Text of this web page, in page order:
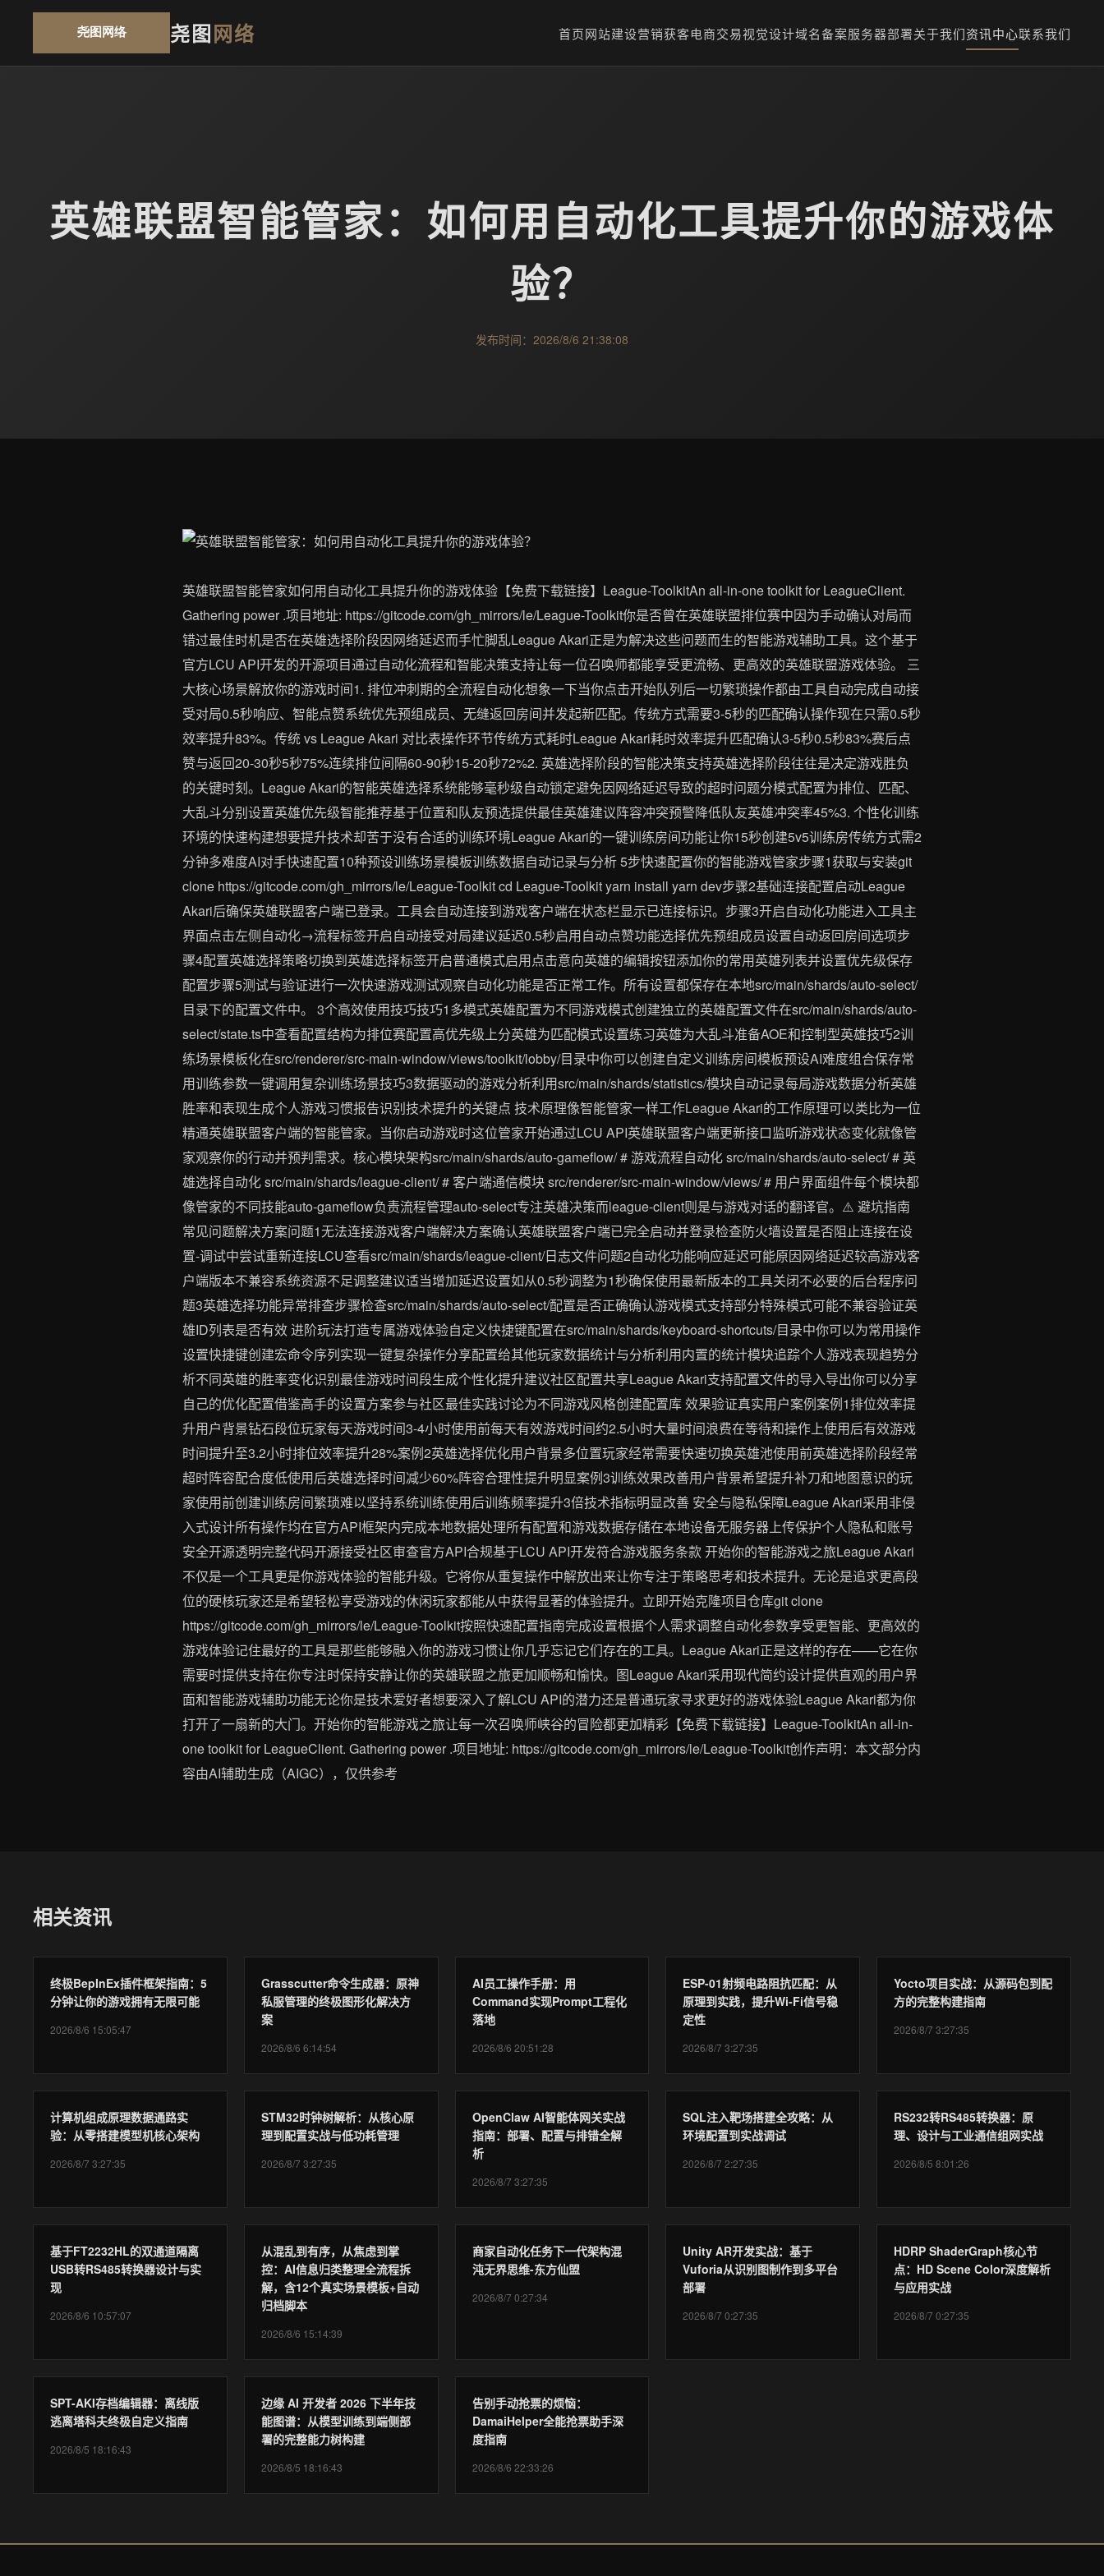
尧图网络 首页网站建设营销获客电商交易视觉设计域名备案服务器部署关于我们资讯中心联系我们
英雄联盟智能管家：如何用自动化工具提升你的游戏体
验？
发布时间：2026/8/6 21:38:08
英雄联盟智能管家如何用自动化工具提升你的游戏体验【免费下载链接】League-ToolkitAn all-in-one toolkit for LeagueClient.
Gathering power .项目地址: https://gitcode.com/gh_mirrors/le/League-Toolkit你是否曾在英雄联盟排位赛中因为手动确认对局而
错过最佳时机是否在英雄选择阶段因网络延迟而手忙脚乱League Akari正是为解决这些问题而生的智能游戏辅助工具。这个基于
官方LCU API开发的开源项目通过自动化流程和智能决策支持让每一位召唤师都能享受更流畅、更高效的英雄联盟游戏体验。 三
大核心场景解放你的游戏时间1. 排位冲刺期的全流程自动化想象一下当你点击开始队列后一切繁琐操作都由工具自动完成自动接
受对局0.5秒响应、智能点赞系统优先预组成员、无缝返回房间并发起新匹配。传统方式需要3-5秒的匹配确认操作现在只需0.5秒
效率提升83%。传统 vs League Akari 对比表操作环节传统方式耗时League Akari耗时效率提升匹配确认3-5秒0.5秒83%赛后点
赞与返回20-30秒5秒75%连续排位间隔60-90秒15-20秒72%2. 英雄选择阶段的智能决策支持英雄选择阶段往往是决定游戏胜负
的关键时刻。League Akari的智能英雄选择系统能够毫秒级自动锁定避免因网络延迟导致的超时问题分模式配置为排位、匹配、
大乱斗分别设置英雄优先级智能推荐基于位置和队友预选提供最佳英雄建议阵容冲突预警降低队友英雄冲突率45%3. 个性化训练
环境的快速构建想要提升技术却苦于没有合适的训练环境League Akari的一键训练房间功能让你15秒创建5v5训练房传统方式需2
分钟多难度AI对手快速配置10种预设训练场景模板训练数据自动记录与分析 5步快速配置你的智能游戏管家步骤1获取与安装git
clone https://gitcode.com/gh_mirrors/le/League-Toolkit cd League-Toolkit yarn install yarn dev步骤2基础连接配置启动League
Akari后确保英雄联盟客户端已登录。工具会自动连接到游戏客户端在状态栏显示已连接标识。步骤3开启自动化功能进入工具主
界面点击左侧自动化→流程标签开启自动接受对局建议延迟0.5秒启用自动点赞功能选择优先预组成员设置自动返回房间选项步
骤4配置英雄选择策略切换到英雄选择标签开启普通模式启用点击意向英雄的编辑按钮添加你的常用英雄列表并设置优先级保存
配置步骤5测试与验证进行一次快速游戏测试观察自动化功能是否正常工作。所有设置都保存在本地src/main/shards/auto-select/
目录下的配置文件中。 3个高效使用技巧技巧1多模式英雄配置为不同游戏模式创建独立的英雄配置文件在src/main/shards/auto-
select/state.ts中查看配置结构为排位赛配置高优先级上分英雄为匹配模式设置练习英雄为大乱斗准备AOE和控制型英雄技巧2训
练场景模板化在src/renderer/src-main-window/views/toolkit/lobby/目录中你可以创建自定义训练房间模板预设AI难度组合保存常
用训练参数一键调用复杂训练场景技巧3数据驱动的游戏分析利用src/main/shards/statistics/模块自动记录每局游戏数据分析英雄
胜率和表现生成个人游戏习惯报告识别技术提升的关键点 技术原理像智能管家一样工作League Akari的工作原理可以类比为一位
精通英雄联盟客户端的智能管家。当你启动游戏时这位管家开始通过LCU API英雄联盟客户端更新接口监听游戏状态变化就像管
家观察你的行动并预判需求。核心模块架构src/main/shards/auto-gameflow/ # 游戏流程自动化 src/main/shards/auto-select/ # 英
雄选择自动化 src/main/shards/league-client/ # 客户端通信模块 src/renderer/src-main-window/views/ # 用户界面组件每个模块都
像管家的不同技能auto-gameflow负责流程管理auto-select专注英雄决策而league-client则是与游戏对话的翻译官。⚠️ 避坑指南
常见问题解决方案问题1无法连接游戏客户端解决方案确认英雄联盟客户端已完全启动并登录检查防火墙设置是否阻止连接在设
置-调试中尝试重新连接LCU查看src/main/shards/league-client/日志文件问题2自动化功能响应延迟可能原因网络延迟较高游戏客
户端版本不兼容系统资源不足调整建议适当增加延迟设置如从0.5秒调整为1秒确保使用最新版本的工具关闭不必要的后台程序问
题3英雄选择功能异常排查步骤检查src/main/shards/auto-select/配置是否正确确认游戏模式支持部分特殊模式可能不兼容验证英
雄ID列表是否有效 进阶玩法打造专属游戏体验自定义快捷键配置在src/main/shards/keyboard-shortcuts/目录中你可以为常用操作
设置快捷键创建宏命令序列实现一键复杂操作分享配置给其他玩家数据统计与分析利用内置的统计模块追踪个人游戏表现趋势分
析不同英雄的胜率变化识别最佳游戏时间段生成个性化提升建议社区配置共享League Akari支持配置文件的导入导出你可以分享
自己的优化配置借鉴高手的设置方案参与社区最佳实践讨论为不同游戏风格创建配置库 效果验证真实用户案例案例1排位效率提
升用户背景钻石段位玩家每天游戏时间3-4小时使用前每天有效游戏时间约2.5小时大量时间浪费在等待和操作上使用后有效游戏
时间提升至3.2小时排位效率提升28%案例2英雄选择优化用户背景多位置玩家经常需要快速切换英雄池使用前英雄选择阶段经常
超时阵容配合度低使用后英雄选择时间减少60%阵容合理性提升明显案例3训练效果改善用户背景希望提升补刀和地图意识的玩
家使用前创建训练房间繁琐难以坚持系统训练使用后训练频率提升3倍技术指标明显改善 安全与隐私保障League Akari采用非侵
入式设计所有操作均在官方API框架内完成本地数据处理所有配置和游戏数据存储在本地设备无服务器上传保护个人隐私和账号
安全开源透明完整代码开源接受社区审查官方API合规基于LCU API开发符合游戏服务条款 开始你的智能游戏之旅League Akari
不仅是一个工具更是你游戏体验的智能升级。它将你从重复操作中解放出来让你专注于策略思考和技术提升。无论是追求更高段
位的硬核玩家还是希望轻松享受游戏的休闲玩家都能从中获得显著的体验提升。立即开始克隆项目仓库git clone
https://gitcode.com/gh_mirrors/le/League-Toolkit按照快速配置指南完成设置根据个人需求调整自动化参数享受更智能、更高效的
游戏体验记住最好的工具是那些能够融入你的游戏习惯让你几乎忘记它们存在的工具。League Akari正是这样的存在——它在你
需要时提供支持在你专注时保持安静让你的英雄联盟之旅更加顺畅和愉快。图League Akari采用现代简约设计提供直观的用户界
面和智能游戏辅助功能无论你是技术爱好者想要深入了解LCU API的潜力还是普通玩家寻求更好的游戏体验League Akari都为你
打开了一扇新的大门。开始你的智能游戏之旅让每一次召唤师峡谷的冒险都更加精彩【免费下载链接】League-ToolkitAn all-in-
one toolkit for LeagueClient. Gathering power .项目地址: https://gitcode.com/gh_mirrors/le/League-Toolkit创作声明：本文部分内
容由AI辅助生成（AIGC），仅供参考
相关资讯
终极BepInEx插件框架指南：5
分钟让你的游戏拥有无限可能
2026/8/6 15:05:47
Grasscutter命令生成器：原神
私服管理的终极图形化解决方
案
2026/8/6 6:14:54
AI员工操作手册：用
Command实现Prompt工程化
落地
2026/8/6 20:51:28
ESP-01射频电路阻抗匹配：从
原理到实践，提升Wi-Fi信号稳
定性
2026/8/7 3:27:35
Yocto项目实战：从源码包到配
方的完整构建指南
2026/8/7 3:27:35
计算机组成原理数据通路实
验：从零搭建模型机核心架构
2026/8/7 3:27:35
STM32时钟树解析：从核心原
理到配置实战与低功耗管理
2026/8/7 3:27:35
OpenClaw AI智能体网关实战
指南：部署、配置与排错全解
析
2026/8/7 3:27:35
SQL注入靶场搭建全攻略：从
环境配置到实战调试
2026/8/7 2:27:35
RS232转RS485转换器：原
理、设计与工业通信组网实战
2026/8/5 8:01:26
基于FT2232HL的双通道隔离
USB转RS485转换器设计与实
现
2026/8/6 10:57:07
从混乱到有序，从焦虑到掌
控：AI信息归类整理全流程拆
解，含12个真实场景模板+自动
归档脚本
2026/8/6 15:14:39
商家自动化任务下一代架构混
沌无界思维-东方仙盟
2026/8/7 0:27:34
Unity AR开发实战：基于
Vuforia从识别图制作到多平台
部署
2026/8/7 0:27:35
HDRP ShaderGraph核心节
点：HD Scene Color深度解析
与应用实战
2026/8/7 0:27:35
SPT-AKI存档编辑器：离线版
逃离塔科夫终极自定义指南
2026/8/5 18:16:43
边缘 AI 开发者 2026 下半年技
能图谱：从模型训练到端侧部
署的完整能力树构建
2026/8/5 18:16:43
告别手动抢票的烦恼：
DamaiHelper全能抢票助手深
度指南
2026/8/6 22:33:26